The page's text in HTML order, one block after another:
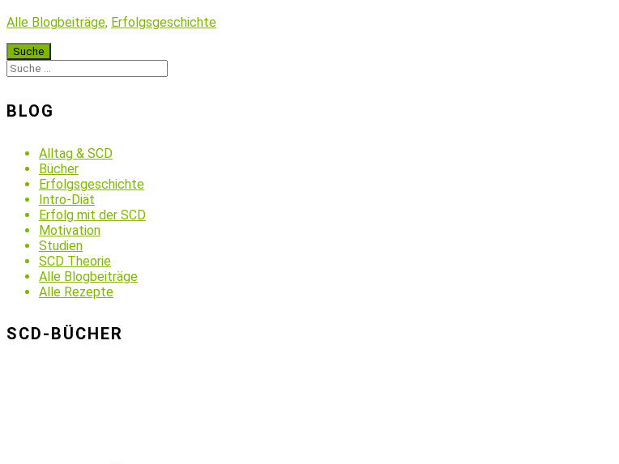
Alle Blogbeiträge, Erfolgsgeschichte
BLOG
Alltag & SCD
Bücher
Erfolgsgeschichte
Intro-Diät
Erfolg mit der SCD
Motivation
Studien
SCD Theorie
Alle Blogbeiträge
Alle Rezepte
SCD-BÜCHER